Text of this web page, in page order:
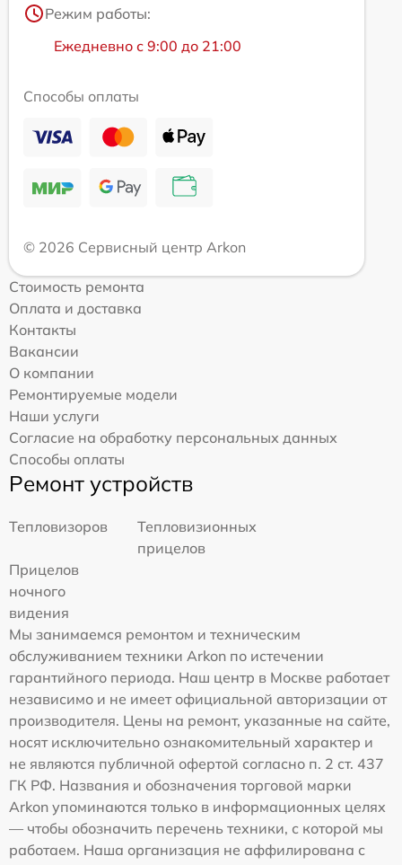
Режим работы:
Ежедневно с 9:00 до 21:00
Способы оплаты
© 2026 Сервисный центр Arkon
Стоимость ремонта
Оплата и доставка
Контакты
Вакансии
О компании
Ремонтируемые модели
Наши услуги
Согласие на обработку персональных данных
Способы оплаты
Ремонт устройств
Тепловизоров
Тепловизионных
прицелов
Прицелов
ночного
видения
Мы занимаемся ремонтом и техническим
обслуживанием техники Arkon по истечении
гарантийного периода. Наш центр в Москве работает
независимо и не имеет официальной авторизации от
производителя. Цены на ремонт, указанные на сайте,
носят исключительно ознакомительный характер и
не являются публичной офертой согласно п. 2 ст. 437
ГК РФ. Названия и обозначения торговой марки
Arkon упоминаются только в информационных целях
— чтобы обозначить перечень техники, с которой мы
работаем. Наша организация не аффилирована с